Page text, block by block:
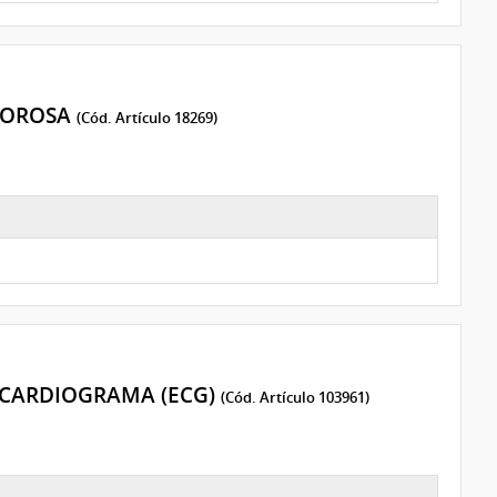
(Cód. Artículo 18269)
(ECG) (Cód. Artículo 103961)